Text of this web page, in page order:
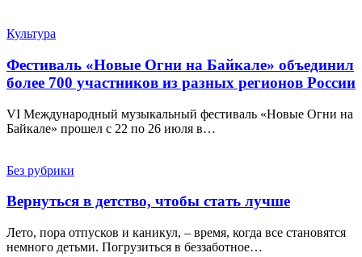
Культура
Фестиваль «Новые Огни на Байкале» объединил
более 700 участников из разных регионов России
VI Международный музыкальный фестиваль «Новые Огни на
Байкале» прошел с 22 по 26 июля в…
Без рубрики
Вернуться в детство, чтобы стать лучше
Лето, пора отпусков и каникул, – время, когда все становятся
немного детьми. Погрузиться в беззаботное…